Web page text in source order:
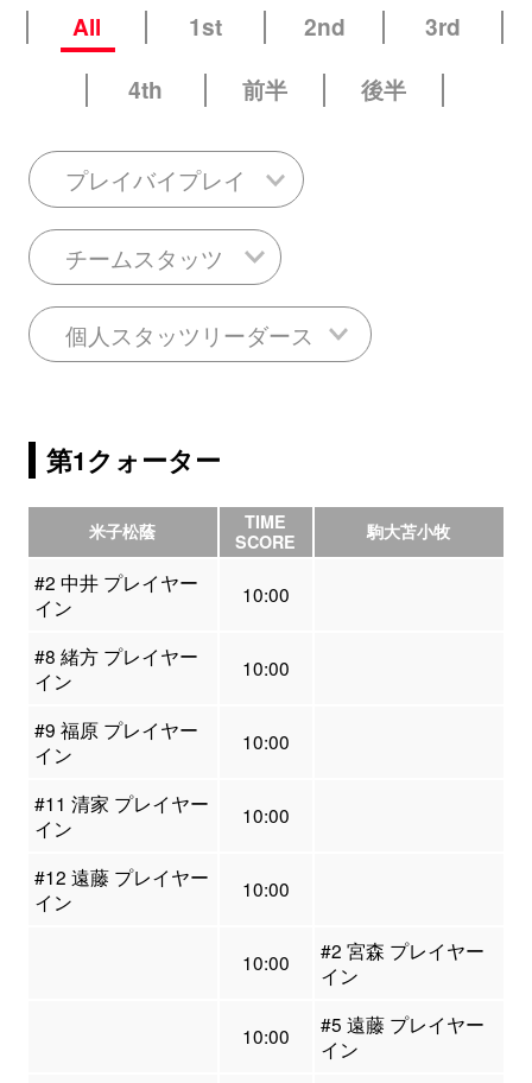
All 1st 2nd
3rd
4th
前半 後半
プレイバイプレイ
チームスタッツ
個人スタッツリーダース
第1クォーター
米子松蔭
TIME
SCORE
駒大苫小牧
#2 中井 プレイヤー
イン
10:00
#8 緒方 プレイヤー
イン
10:00
#9 福原 プレイヤー
イン
10:00
#11 清家 プレイヤー
イン
10:00
#12 遠藤 プレイヤー
イン
10:00
10:00
#2 宮森 プレイヤー
イン
10:00
#5 遠藤 プレイヤー
イン